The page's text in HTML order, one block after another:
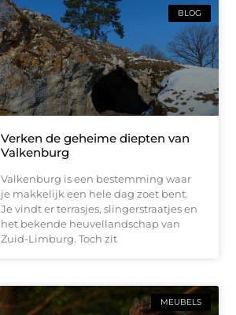
BLOG
Verken de geheime diepten van
Valkenburg
Valkenburg is een bestemming waar
je makkelijk een hele dag zoet bent.
Je vindt er terrasjes, slingerstraatjes en
het bekende heuvellandschap van
Zuid-Limburg. Toch zit
MEUBELS